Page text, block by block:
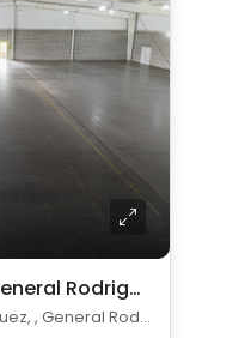
Galpon en alquiler General Rodriguez
Rio Derey General Rodriguez, , General Rodríguez